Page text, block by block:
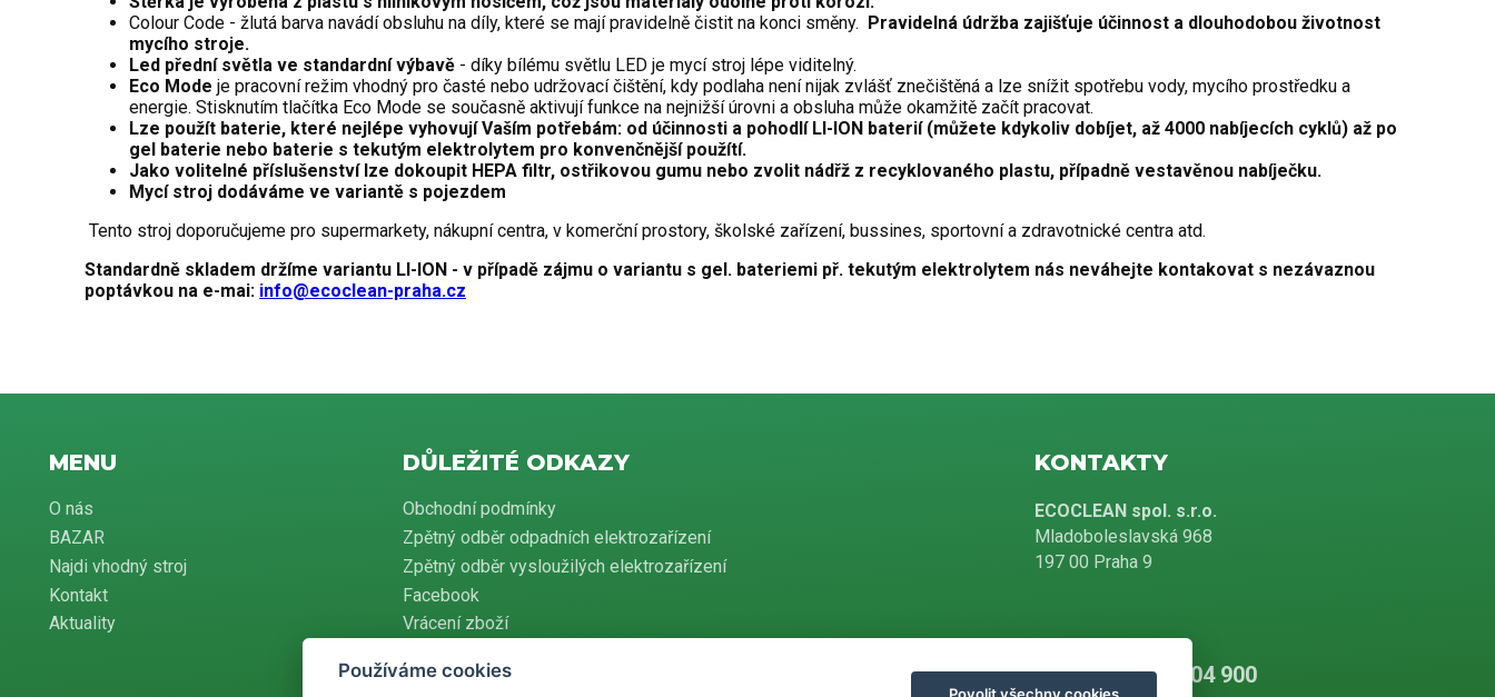
Colour Code - žlutá barva navádí obsluhu na díly, které se mají pravidelně čistit na konci směny. Pravidelná údržba zajišťuje účinnost a dlouhodobou životnost
mycího stroje.
Led přední světla ve standardní výbavě - díky bílému světlu LED je mycí stroj lépe viditelný.
Eco Mode je pracovní režim vhodný pro časté nebo udržovací čištění, kdy podlaha není nijak zvlášť znečištěná a lze snížit spotřebu vody, mycího prostředku a
energie. Stisknutím tlačítka Eco Mode se současně aktivují funkce na nejnižší úrovni a obsluha může okamžitě začít pracovat.
Lze použít baterie, které nejlépe vyhovují Vaším potřebám: od účinnosti a pohodlí LI-ION baterií (můžete kdykoliv dobíjet, až 4000 nabíjecích cyklů) až po
gel baterie nebo baterie s tekutým elektrolytem pro konvenčnější použítí.
Jako volitelné příslušenství lze dokoupit HEPA filtr, ostřikovou gumu nebo zvolit nádřž z recyklovaného plastu, případně vestavěnou nabíječku.
Mycí stroj dodáváme ve variantě s pojezdem
Tento stroj doporučujeme pro supermarkety, nákupní centra, v komerční prostory, školské zařízení, bussines, sportovní a zdravotnické centra atd.
Standardně skladem držíme variantu LI-ION - v případě zájmu o variantu s gel. bateriemi př. tekutým elektrolytem nás neváhejte kontakovat s nezávaznou
poptávkou na e-mai: info@ecoclean-praha.cz
MENU
O nás
BAZAR
Najdi vhodný stroj
Kontakt
Aktuality
DŮLEŽITÉ ODKAZY
Obchodní podmínky
Zpětný odběr odpadních elektrozařízení
Zpětný odběr vysloužilých elektrozařízení
Facebook
Vrácení zboží
KONTAKTY
ECOCLEAN spol. s.r.o.
Mladoboleslavská 968
197 00 Praha 9
+420 226 804 900
Používáme cookies